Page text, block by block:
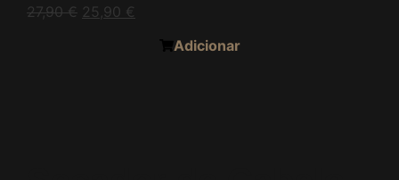
27,90€ 25,90 €
Adicionar